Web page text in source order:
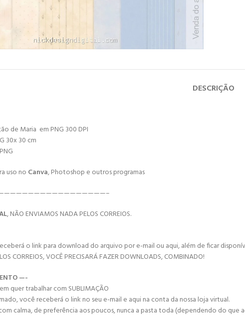
DESCRIÇÃO
de Maria em PNG 300 DPI
30x 30 cm
uso no Canva, Photoshop e outros programas
, NÃO ENVIAMOS NADA PELOS CORREIOS.
o link para download do arquivo por e-mail ou aqui, além de ficar
CORREIOS, VOCÊ PRECISARÁ FAZER DOWNLOADS, COMBINADO!
—-
quer trabalhar com SUBLIMAÇÃO
você receberá o link no seu e-mail e aqui na conta da nossa loja virtual.
calma, de preferência aos poucos, nunca a pasta toda (dependendo do